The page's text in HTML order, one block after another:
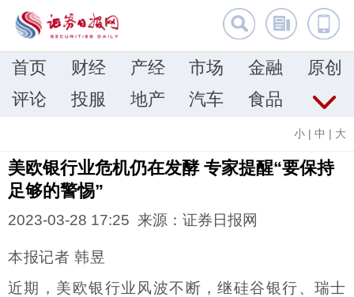
首页 财经 产经 市场 金融
原创
评论
投服 地产 汽车 食品
小 | 中 | 大
美欧银行业危机仍在发酵 专家提醒“要保持
足够的警惕”
2023-03-28 17:25 来源：证券日报网
本报记者 韩昱
近期，美欧银行业风波不断，继硅谷银行、瑞士